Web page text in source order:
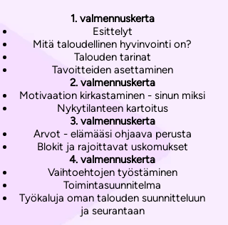
1. valmennuskerta
Esittelyt
Mitä taloudellinen hyvinvointi on?
Talouden tarinat
Tavoitteiden asettaminen
2. valmennuskerta
Motivaation kirkastaminen - sinun miksi
Nykytilanteen kartoitus
3. valmennuskerta
Arvot - elämääsi ohjaava perusta
Blokit ja rajoittavat uskomukset
4. valmennuskerta
Vaihtoehtojen työstäminen
Toimintasuunnitelma
Työkaluja oman talouden suunnitteluun
ja seurantaan